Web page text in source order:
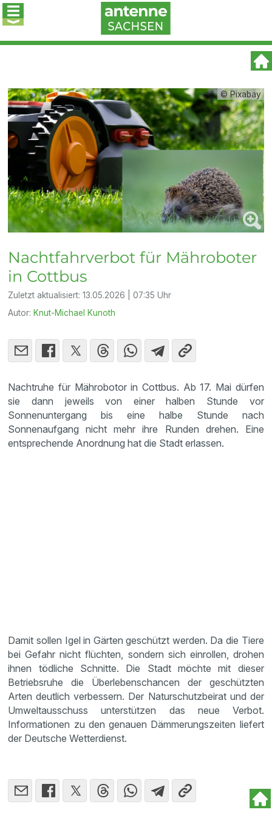
© Pixabay
Nachtfahrverbot für Mähroboter
in Cottbus
Zuletzt aktualisiert:13.05.2026 | 07:35 Uhr
Autor: Knut-Michael Kunoth
Nachtruhe für Mährobotor in Cottbus. Ab 17. Mai dürfen
sie dann jeweils von einer halben Stunde vor
Sonnenuntergang bis eine halbe Stunde nach
Sonnenaufgang nicht mehr ihre Runden drehen. Eine
entsprechende Anordnung hat die Stadt erlassen.
Damit sollen Igel in Gärten geschützt werden. Da die Tiere
bei Gefahr nicht flüchten, sondern sich einrollen, drohen
ihnen tödliche Schnitte. Die Stadt möchte mit dieser
Betriebsruhe die Überlebenschancen der geschützten
Arten deutlich verbessern. Der Naturschutzbeirat und der
Umweltausschuss unterstützen das neue Verbot.
Informationen zu den genauen Dämmerungszeiten liefert
der Deutsche Wetterdienst.